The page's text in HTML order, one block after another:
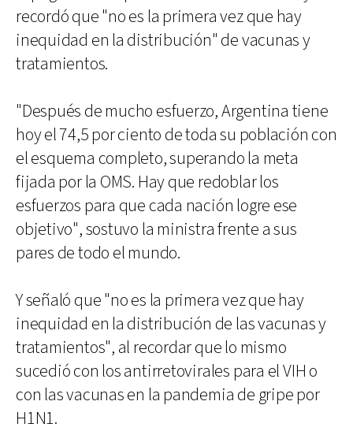
recordó que "no es la primera vez que hay
inequidad en la distribución" de vacunas y
tratamientos.
"Después de mucho esfuerzo, Argentina tiene
hoy el 74,5 por ciento de toda su población con
el esquema completo, superando la meta
fijada por la OMS. Hay que redoblar los
esfuerzos para que cada nación logre ese
objetivo", sostuvo la ministra frente a sus
pares de todo el mundo.
Y señaló que "no es la primera vez que hay
inequidad en la distribución de las vacunas y
tratamientos", al recordar que lo mismo
sucedió con los antirretovirales para el VIH o
con las vacunas en la pandemia de gripe por
H1N1.